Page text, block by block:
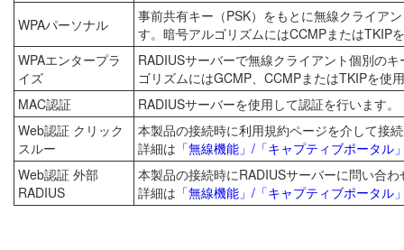
WPAパーソナル
事前共有キー（PSK）をもとに無線クライア
す。暗号アルゴリズムにはCCMPまたはTKIP
WPAエンタープラ
イズ
RADIUSサーバーで無線クライアント個別の
ゴリズムにはGCMP、CCMPまたはTKIPを使
MAC認証
RADIUSサーバーを使用して認証を行います。
Web認証 クリック
スルー
本製品の接続時に利用規約ページを介して接
詳細は 「無線機能」/「キャプティブポータル
Web認証 外部
RADIUS
本製品の接続時にRADIUSサーバーに問い合
詳細は 「無線機能」/「キャプティブポータル